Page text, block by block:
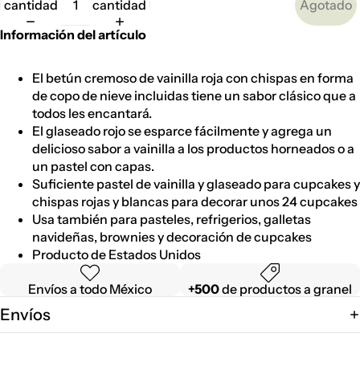
cantidad
cantidad
Agotado
Información del artículo
El betún cremoso de vainilla roja con chispas en forma
de copo de nieve incluidas tiene un sabor clásico que a
todos les encantará.
El glaseado rojo se esparce fácilmente y agrega un
delicioso sabor a vainilla a los productos horneados o a
un pastel con capas.
Suficiente pastel de vainilla y glaseado para cupcakes y
chispas rojas y blancas para decorar unos 24 cupcakes
Usa también para pasteles, refrigerios, galletas
navideñas, brownies y decoración de cupcakes
Producto de Estados Unidos
Envíos a todo México +500de productos a granel
Envíos